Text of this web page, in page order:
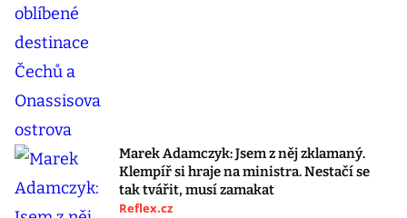
Marek Adamczyk: Jsem z něj zklamaný.
Klempíř si hraje na ministra. Nestačí se
tak tvářit, musí zamakat
Reflex.cz